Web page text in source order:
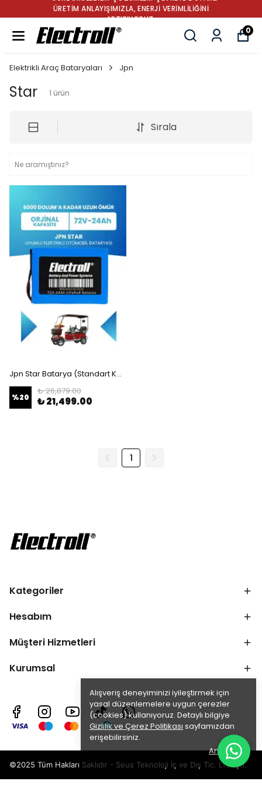
ÜRETİM ANLAYIŞIMIZLA, ENERJİ VERİMLİLİĞİNİ
ARTIRIYORUZ.
0
Alışveriş deneyiminizi iyileştirmek için
yasal düzenlemelere uygun çerezler
(cookies) kullanıyoruz. Detaylı bilgiye
Gizlilik ve Çerez Politikası sayfamızdan
erişebilirsiniz.
Anladım
Elektrikli Araç Bataryaları Jpn
Star 1 ürün
Sırala
Jpn Star Batarya (Standart Kapasite) LiFePO4 72V 24Ah Elektrikli Otomobil Bataryası
%20
₺ 26,879.00
₺ 21,499.00
1
Kategoriler
Hesabım
Müşteri Hizmetleri
Kurumsal
©2025 Tüm Hakları Saklıdır - Seus Teknoloji İç ve Dış Tic. Ltd. Şti.